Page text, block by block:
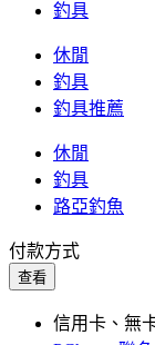
釣具
休閒
釣具
釣具推薦
休閒
釣具
路亞釣魚
付款方式
查看
信用卡、無